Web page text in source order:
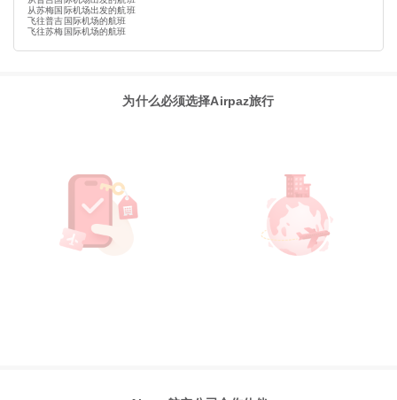
从苏梅国际机场出发的航班
飞往普吉国际机场的航班
飞往苏梅国际机场的航班
为什么必须选择Airpaz旅行